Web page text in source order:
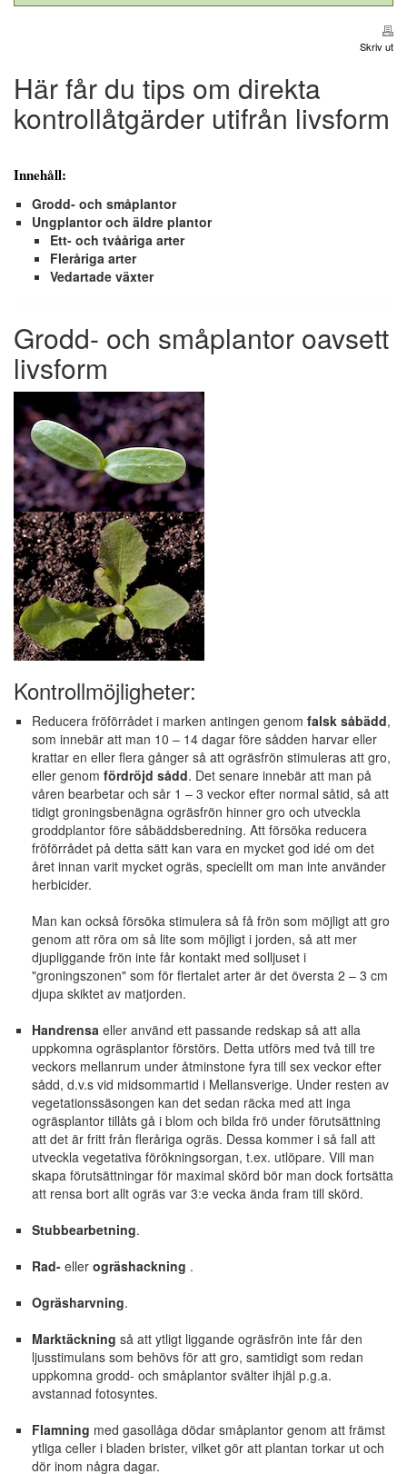
Skriv ut
Här får du tips om direkta
kontrollåtgärder utifrån livsform
Innehåll:
Grodd- och småplantor
Ungplantor och äldre plantor
Ett- och tvååriga arter
Fleråriga arter
Vedartade växter
Grodd- och småplantor oavsett
livsform
Kontrollmöjligheter:
Reducera fröförrådet i marken antingen genom falsk såbädd,
som innebär att man 10 – 14 dagar före sådden harvar eller
krattar en eller flera gånger så att ogräsfrön stimuleras att gro,
eller genom fördröjd sådd. Det senare innebär att man på
våren bearbetar och sår 1 – 3 veckor efter normal såtid, så att
tidigt groningsbenägna ogräsfrön hinner gro och utveckla
groddplantor före såbäddsberedning. Att försöka reducera
fröförrådet på detta sätt kan vara en mycket god idé om det
året innan varit mycket ogräs, speciellt om man inte använder
herbicider.
Man kan också försöka stimulera så få frön som möjligt att gro
genom att röra om så lite som möjligt i jorden, så att mer
djupliggande frön inte får kontakt med solljuset i
"groningszonen" som för flertalet arter är det översta 2 – 3 cm
djupa skiktet av matjorden.
Handrensa eller använd ett passande redskap så att alla
uppkomna ogräsplantor förstörs. Detta utförs med två till tre
veckors mellanrum under åtminstone fyra till sex veckor efter
sådd, d.v.s vid midsommartid i Mellansverige. Under resten av
vegetationssäsongen kan det sedan räcka med att inga
ogräsplantor tillåts gå i blom och bilda frö under förutsättning
att det är fritt från fleråriga ogräs. Dessa kommer i så fall att
utveckla vegetativa förökningsorgan, t.ex. utlöpare. Vill man
skapa förutsättningar för maximal skörd bör man dock fortsätta
att rensa bort allt ogräs var 3:e vecka ända fram till skörd.
Stubbearbetning.
Rad- eller ogräshackning .
Ogräsharvning.
Marktäckning så att ytligt liggande ogräsfrön inte får den
ljusstimulans som behövs för att gro, samtidigt som redan
uppkomna grodd- och småplantor svälter ihjäl p.g.a.
avstannad fotosyntes.
Flamning med gasollåga dödar småplantor genom att främst
ytliga celler i bladen brister, vilket gör att plantan torkar ut och
dör inom några dagar.